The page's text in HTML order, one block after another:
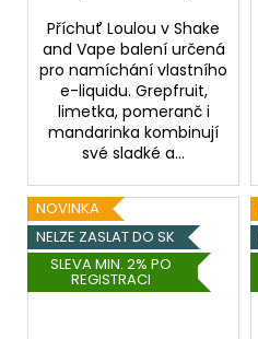
Příchuť Loulou v Shake
and Vape balení určená
pro namíchání vlastního
e-liquidu. Grepfruit,
limetka, pomeranč i
mandarinka kombinují
své sladké a...
NOVINKA
NELZE ZASLAT DO SK
SLEVA MIN. 2% PO
REGISTRACI